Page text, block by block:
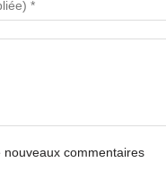
commentaires